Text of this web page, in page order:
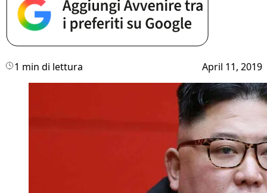
1 min di lettura April 11, 2019